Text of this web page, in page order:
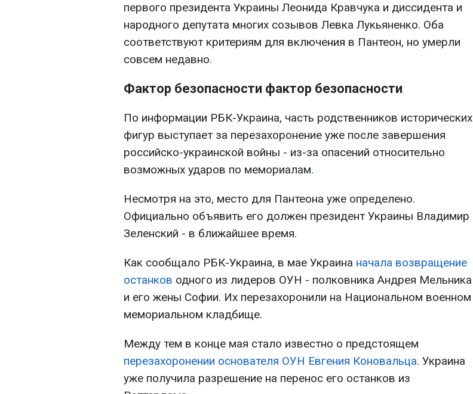
первого президента Украины Леонида Кравчука и диссидента и
народного депутата многих созывов Левка Лукьяненко. Оба
соответствуют критериям для включения в Пантеон, но умерли
совсем недавно.
Фактор безопасности фактор безопасности
По информации РБК-Украина, часть родственников исторических
фигур выступает за перезахоронение уже после завершения
российско-украинской войны - из-за опасений относительно
возможных ударов по мемориалам.
Несмотря на это, место для Пантеона уже определено.
Официально объявить его должен президент Украины Владимир
Зеленский - в ближайшее время.
Как сообщало РБК-Украина, в мае Украина начала возвращение
останков одного из лидеров ОУН - полковника Андрея Мельника
и его жены Софии. Их перезахоронили на Национальном военном
мемориальном кладбище.
Между тем в конце мая стало известно о предстоящем
перезахоронении основателя ОУН Евгения Коновальца. Украина
уже получила разрешение на перенос его останков из